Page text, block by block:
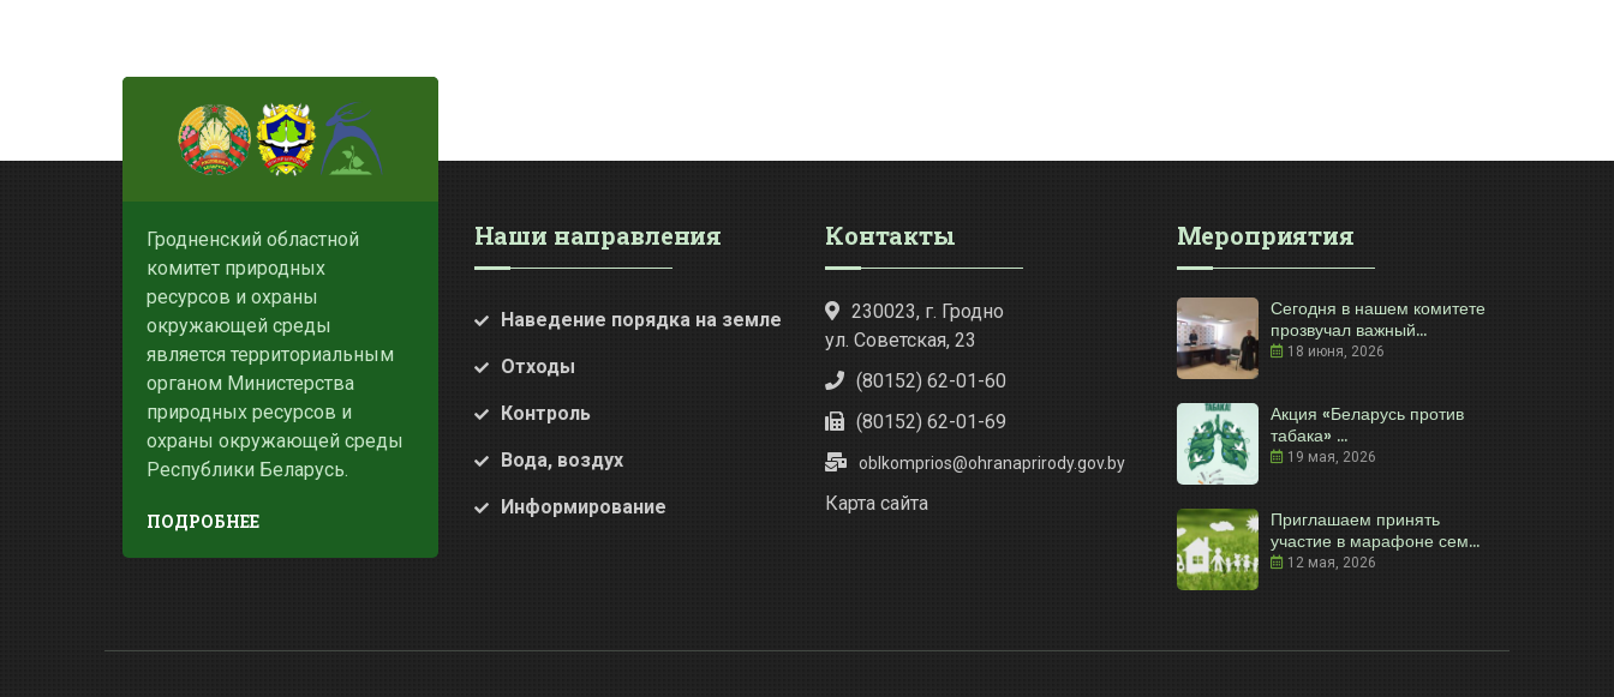
Гродненский областной
комитет природных
ресурсов и охраны
окружающей среды
является территориальным
органом Министерства
природных ресурсов и
охраны окружающей среды
Республики Беларусь.
ПОДРОБНЕЕ
Наши направления
Наведение порядка на земле
Отходы
Контроль
Вода, воздух
Информирование
Контакты
230023, г. Гродно
ул. Советская, 23
(80152) 62-01-60
(80152) 62-01-69
oblkomprios@ohranaprirody.gov.by
Карта сайта
Мероприятия
Сегодня в нашем комитете
прозвучал важный...
18 июня, 2026
Акция «Беларусь против
табака» ...
19 мая, 2026
Приглашаем принять
участие в марафоне сем...
12 мая, 2026